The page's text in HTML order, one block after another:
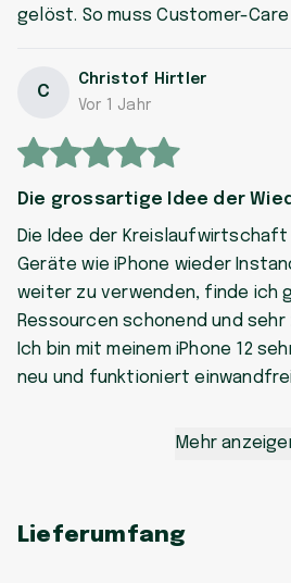
gelöst. So muss Customer-
C
Christof Hirtler
Vor 1 Jahr
Die grossartige Idee der
Die Idee der
Geräte wie iPhone wieder
weiter zu verwenden, finde ich
Ressourcen schonend und
Ich bin mit meinem iPhone 12
neu und funktioniert
Mehr
Lieferumfang